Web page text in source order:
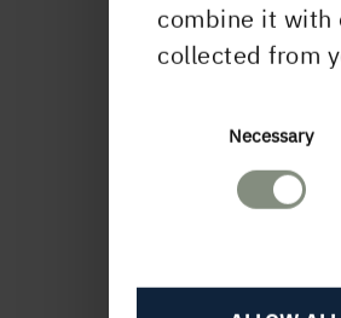
combine it with
collected from
Necessary
–